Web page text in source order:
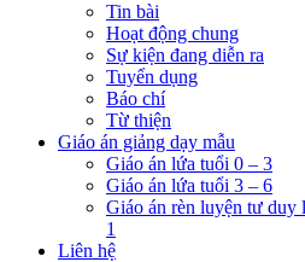
Tin bài
Hoạt động chung
Sự kiện đang diễn ra
Tuyển dụng
Báo chí
Từ thiện
Giáo án giảng dạy mẫu
Giáo án lứa tuổi 0 – 3
Giáo án lứa tuổi 3 – 6
Giáo án rèn luyện tư duy
1
Liên hệ